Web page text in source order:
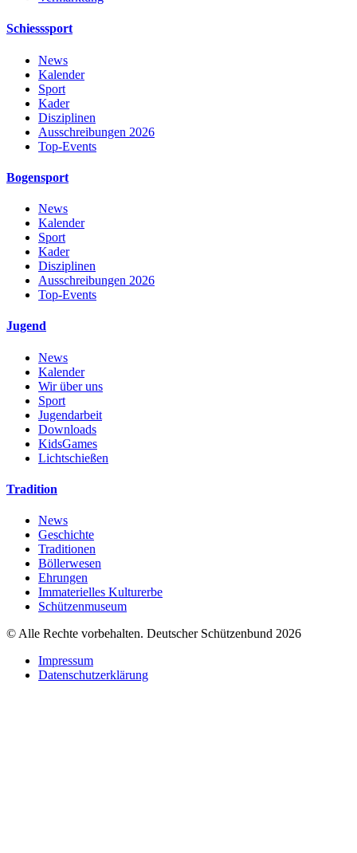
Schiesssport
News
Kalender
Sport
Kader
Disziplinen
Ausschreibungen 2026
Top-Events
Bogensport
News
Kalender
Sport
Kader
Disziplinen
Ausschreibungen 2026
Top-Events
Jugend
News
Kalender
Wir über uns
Sport
Jugendarbeit
Downloads
KidsGames
Lichtschießen
Tradition
News
Geschichte
Traditionen
Böllerwesen
Ehrungen
Immaterielles Kulturerbe
Schützenmuseum
© Alle Rechte vorbehalten. Deutscher Schützenbund 2026
Impressum
Datenschutzerklärung